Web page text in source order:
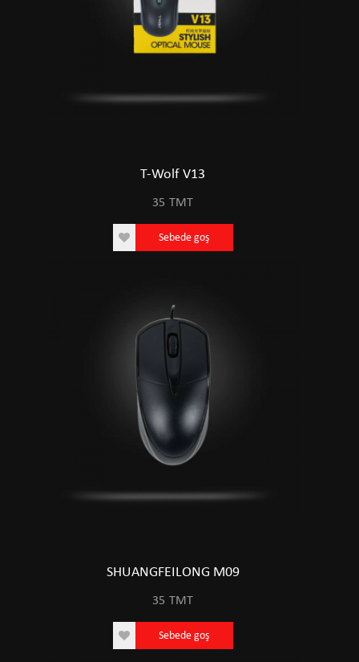
T-Wolf V13
35 TMT
Sebede goş
SHUANGFEILONG M09
35 TMT
Sebede goş